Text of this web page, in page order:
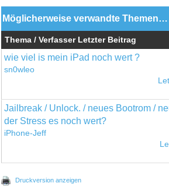
Möglicherweise verwandte Themen…
Thema / Verfasser Letzter Beitrag
wie viel is mein iPad noch wert ?
sn0wleo
Jailbreak / Unlock. / neues Bootrom /
der Stress es noch wert?
iPhone-Jeff
Druckversion anzeigen